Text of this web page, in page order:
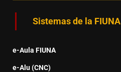
Sistemas de la FIUNA
e-Aula FIUNA
e-Alu (CNC)